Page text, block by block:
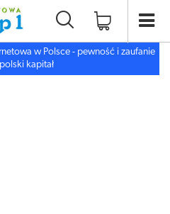
w Polsce - pewność i zaufanie
kapitał